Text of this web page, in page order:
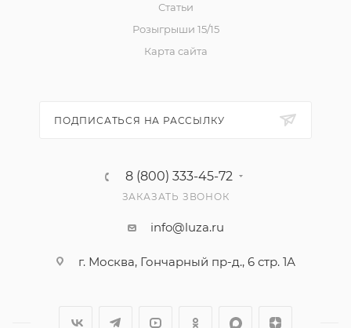
Статьи
Розыгрыши 15/15
Карта сайта
ПОДПИСАТЬСЯ НА РАССЫЛКУ
8 (800) 333-45-72
ЗАКАЗАТЬ ЗВОНОК
info@luza.ru
г. Москва, Гончарный пр-д., 6 стр. 1А